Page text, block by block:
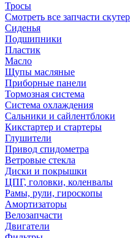
Тросы
Смотреть все запчасти
Сиденья
Подшипники
Пластик
Масло
Щупы масляные
Приборные панели
Тормозная система
Система охлаждения
Сальники и сайлентблоки
Кикстартер и стартеры
Глушители
Привод спидометра
Ветровые стекла
Диски и покрышки
ЦПГ, головки, коленвалы
Рамы, рули, гироскопы
Амортизаторы
Велозапчасти
Двигатели